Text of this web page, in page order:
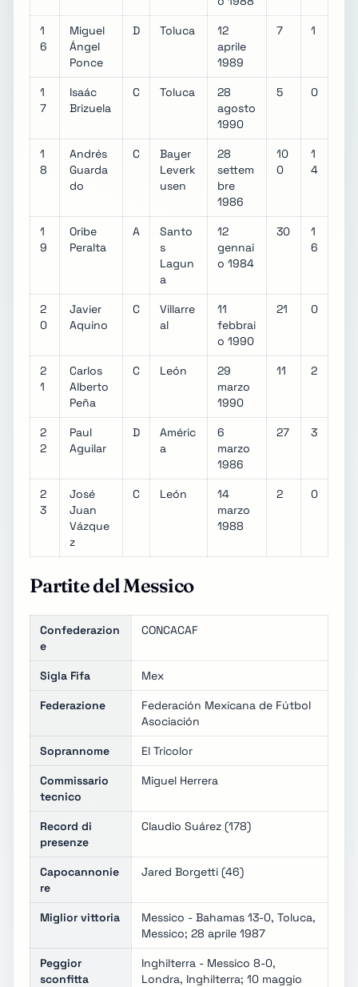
1
6
Miguel
Ángel
Ponce
D Toluca
12
aprile
1989
7 1
1
7
Isaác
Brizuela
C Toluca
28
agosto
1990
5 0
1
8
Andrés
Guarda
do
C
Bayer
Leverk
usen
28
settem
bre
1986
10
0
1
4
1
9
Oribe
Peralta
A
Santo
s
Lagun
a
12
gennai
o 1984
30
1
6
2
0
Javier
Aquino
C
Villarre
al
11
febbrai
o 1990
21 0
2
1
Carlos
Alberto
Peña
C León
29
marzo
1990
11 2
2
2
Paul
Aguilar
D
Améric
a
6
marzo
1986
27 3
2
3
José
Juan
Vázque
z
C León
14
marzo
1988
2 0
Partite del Messico
Confederazion
e
CONCACAF
Sigla Fifa Mex
Federazione
Federación Mexicana de Fútbol
Asociación
Soprannome El Tricolor
Commissario
tecnico
Miguel Herrera
Record di
presenze
Claudio Suárez (178)
Capocannonie
re
Jared Borgetti (46)
Miglior vittoria
Messico - Bahamas 13-0, Toluca,
Messico; 28 aprile 1987
Peggior
sconfitta
Inghilterra - Messico 8-0,
Londra, Inghilterra; 10 maggio